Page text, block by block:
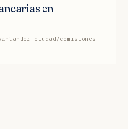
en
ciudad/comisiones-